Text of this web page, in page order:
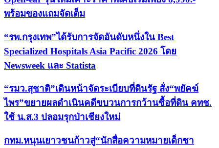
พร้อมของแถมจัดเต็ม
“รพ.กรุงเทพ”ได้รับการจัดอันดับหนึ่งใน Best
Specialized Hospitals Asia Pacific 2026 โดย
Newsweek และ Statista
“รมว.สุชาติ”เดินหน้าจัดระเบียบที่ดินรัฐ สั่ง“พยัคฆ์
ไพร”ขยายผลดำเนินคดีขบวนการกว้านซื้อที่ดิน คทช.
ใช้ น.ส.3 ปลอมรุกป่าเชียงใหม่
กทม.หนุนเยาวชนก้าวสู่“นักสื่อความหมายเด็กชา